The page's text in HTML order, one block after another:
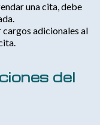
una cita, debe
adicionales al
del